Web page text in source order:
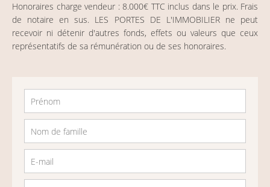
Honoraires charge vendeur : 8.000€ TTC inclus dans le prix. Frais
de notaire en sus. LES PORTES DE L'IMMOBILIER ne peut
recevoir ni détenir d'autres fonds, effets ou valeurs que ceux
représentatifs de sa rémunération ou de ses honoraires.